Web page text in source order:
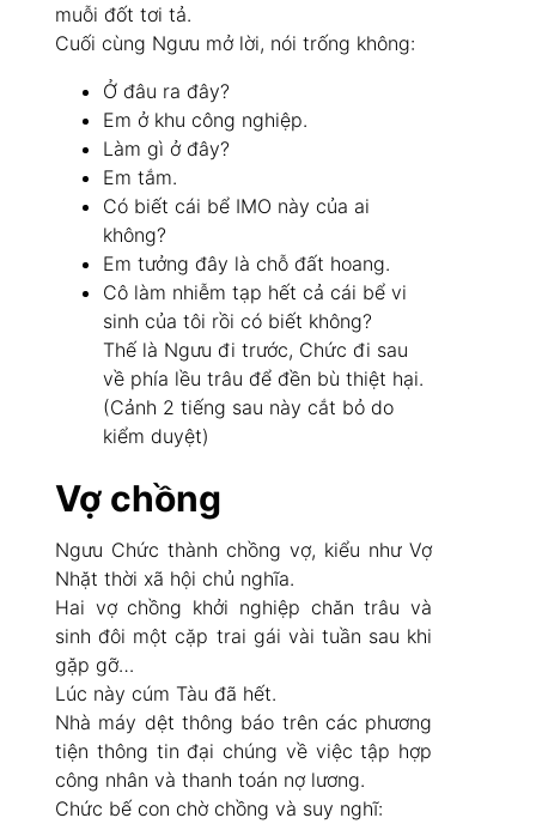
muỗi đốt tơi tả.
Cuối cùng Ngưu mở lời, nói trống không:
Ở đâu ra đây?
Em ở khu công nghiệp.
Làm gì ở đây?
Em tắm.
Có biết cái bể IMO này của ai
không?
Em tưởng đây là chỗ đất hoang.
Cô làm nhiễm tạp hết cả cái bể vi
sinh của tôi rồi có biết không?
Thế là Ngưu đi trước, Chức đi sau
về phía lều trâu để đền bù thiệt hại.
(Cảnh 2 tiếng sau này cắt bỏ do
kiểm duyệt)
Vợ chồng
Ngưu Chức thành chồng vợ, kiểu như Vợ
Nhặt thời xã hội chủ nghĩa.
Hai vợ chồng khởi nghiệp chăn trâu và
sinh đôi một cặp trai gái vài tuần sau khi
gặp gỡ…
Lúc này cúm Tàu đã hết.
Nhà máy dệt thông báo trên các phương
tiện thông tin đại chúng về việc tập hợp
công nhân và thanh toán nợ lương.
Chức bế con chờ chồng và suy nghĩ: